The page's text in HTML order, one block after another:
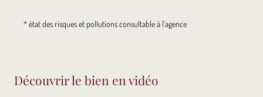
* état des risques et pollutions consultable à l’agence
Découvrir le bien en vidéo